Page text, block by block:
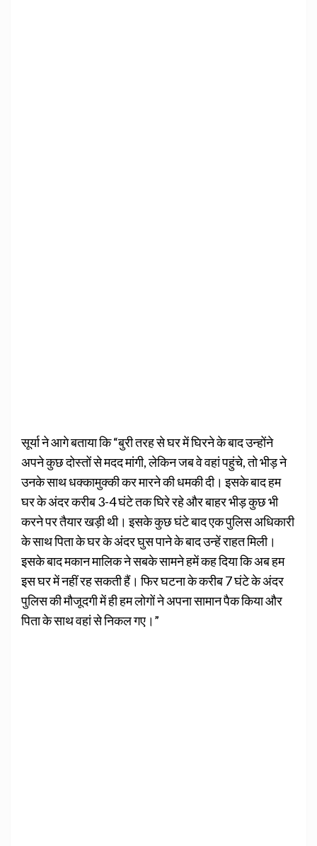
सूर्या ने आगे बताया कि “बुरी तरह से घर में घिरने के बाद उन्होंने
अपने कुछ दोस्तों से मदद मांगी, लेकिन जब वे वहां पहुंचे, तो भीड़ ने
उनके साथ धक्कामुक्की कर मारने की धमकी दी। इसके बाद हम
घर के अंदर करीब 3-4 घंटे तक घिरे रहे और बाहर भीड़ कुछ भी
करने पर तैयार खड़ी थी। इसके कुछ घंटे बाद एक पुलिस अधिकारी
के साथ पिता के घर के अंदर घुस पाने के बाद उन्हें राहत मिली।
इसके बाद मकान मालिक ने सबके सामने हमें कह दिया कि अब हम
इस घर में नहीं रह सकती हैं। फिर घटना के करीब 7 घंटे के अंदर
पुलिस की मौजूदगी में ही हम लोगों ने अपना सामान पैक किया और
पिता के साथ वहां से निकल गए।”